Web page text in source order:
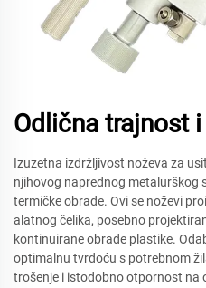
Odlična trajnost
Izuzetna izdržljivost noževa za
njihovog naprednog
termičke obrade. Ovi se noževi
alatnog čelika, posebno
kontinuirane obrade plastike.
optimalnu tvrdoću s potrebnom
trošenje i istodobno otpornost na